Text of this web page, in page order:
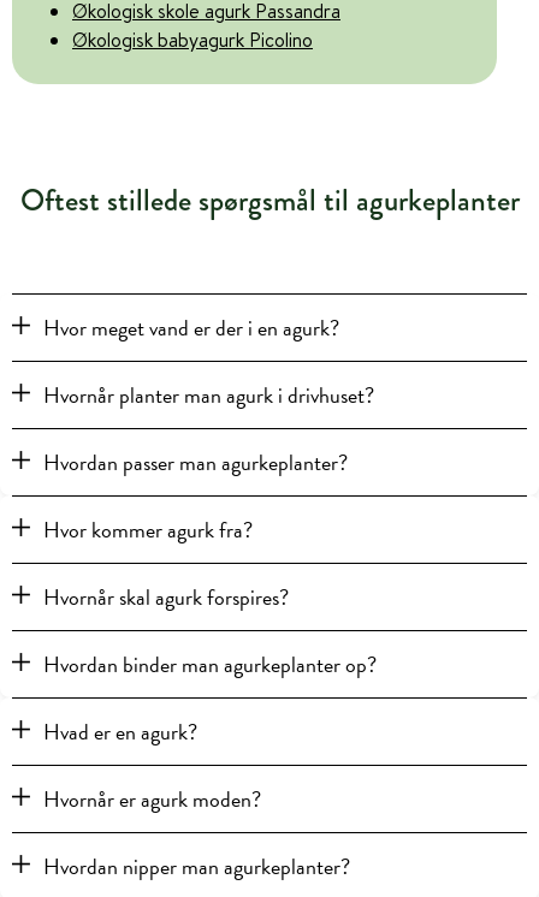
Økologisk skole agurk Passandra
Økologisk babyagurk Picolino
Oftest stillede spørgsmål til agurkeplanter
Hvor meget vand er der i en agurk?
Hvornår planter man agurk i drivhuset?
Hvordan passer man agurkeplanter?
Hvor kommer agurk fra?
Hvornår skal agurk forspires?
Hvordan binder man agurkeplanter op?
Hvad er en agurk?
Hvornår er agurk moden?
Hvordan nipper man agurkeplanter?